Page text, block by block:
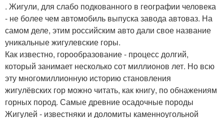
. Жигули, для слабо подкованного в географии человека
- не более чем автомобиль выпуска завода автоваз. На
самом деле, этим российским авто дали свое название
уникальные жигулевские горы.
Как известно, горообразование - процесс долгий,
который занимает несколько сот миллионов лет. Но всю
эту многомиллионную историю становления
жигулёвских гор можно читать, как книгу, по обнажениям
горных пород. Самые древние осадочные породы
Жигулей - известняки и доломиты каменноугольной